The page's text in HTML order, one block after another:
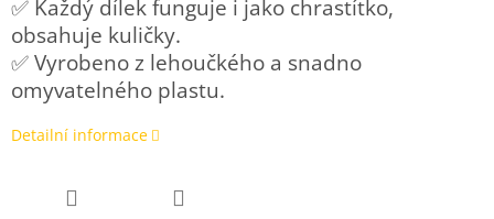
✅ Každý dílek funguje i jako chrastítko,
obsahuje kuličky.
✅ Vyrobeno z lehoučkého a snadno
omyvatelného plastu.
Detailní informace